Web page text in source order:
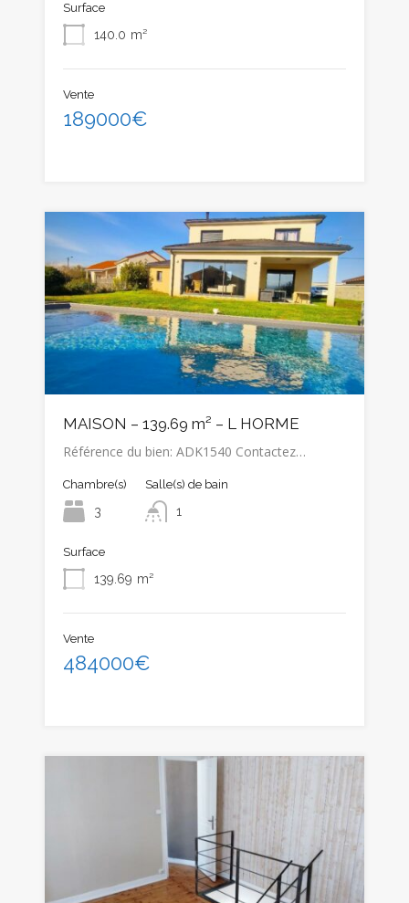
Surface
140.0 m²
Vente
189000€
MAISON – 139.69 m² – L HORME
Référence du bien: ADK1540 Contactez…
Chambre(s)
3
Salle(s) de bain
1
Surface
139.69 m²
Vente
484000€